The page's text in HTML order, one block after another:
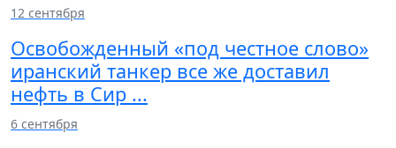
12 сентября
Освобожденный «под честное слово»
иранский танкер все же доставил
нефть в Сир ...
6 сентября